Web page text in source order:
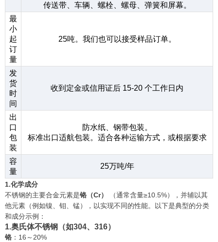
传送带、车辆、螺栓、螺母、弹簧和屏幕。
最
小
起
订
量
25吨。我们也可以接受样品订单。
发
货
时
间
收到定金或信用证后 15-20 个工作日内
出
口
包
装
防水纸、钢带包装。
标准出口适航包装。适合各种运输方式，或根据要求
容
量
25万吨/年
1.化学成分
不锈钢的主要合金元素是铬（Cr）
（通常含量≥10.5%），并辅以其
他元素（例如镍、钼、锰），以实现不同的性能。以下是典型的分类
和成分示例：
1.奥氏体不锈钢（如304、316）
铬 ：16～20%